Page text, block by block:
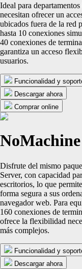
Ideal para
necesitan ofrecer un
ubicados fuera de la red
hasta 10 conexiones
40 conexiones de
garantiza un acceso
usuarios.
Funcionalidad y
Descargar ahora
Comprar online
Disfrute del mismo
Server, con capacidad
escritorios, lo que
forma segura a sus
navegador web. Para
160 conexiones de
ofrece la flexibilidad
más complejos.
Funcionalidad y
Descargar ahora